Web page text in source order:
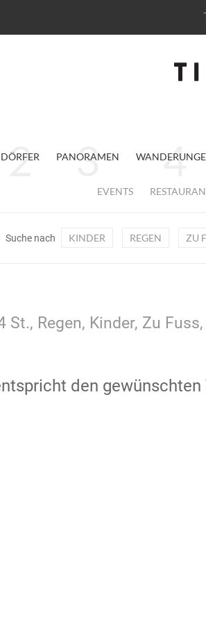
DÖRFER PANORAMEN
EVENTS
Suche nach KINDER REGEN ZU
St., Regen, Kinder, Zu
den gewünschten